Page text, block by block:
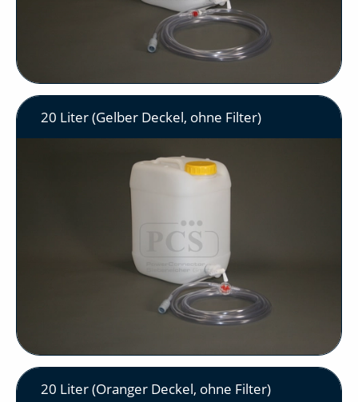
20 Liter (Gelber Deckel, ohne Filter)
20 Liter (Oranger Deckel, ohne Filter)